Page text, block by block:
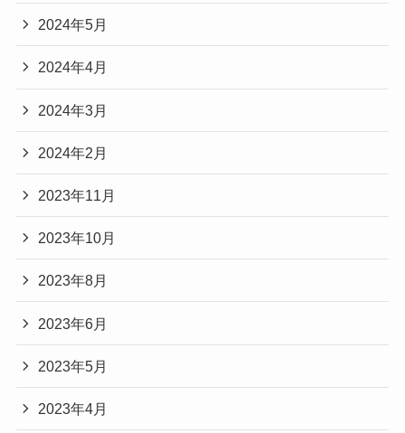
2024年5月
2024年4月
2024年3月
2024年2月
2023年11月
2023年10月
2023年8月
2023年6月
2023年5月
2023年4月